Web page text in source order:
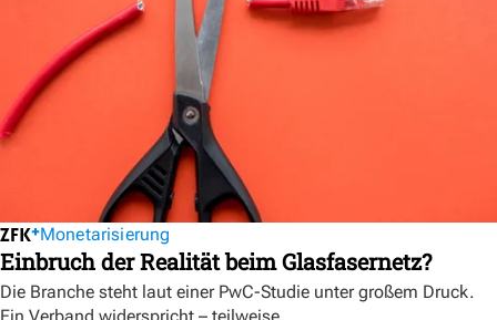
Monetarisierung
Einbruch der Realität beim Glasfasernetz?
Die Branche steht laut einer PwC-Studie unter großem Druck.